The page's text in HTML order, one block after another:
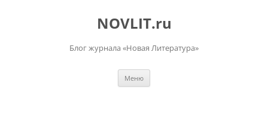
NOVLIT.ru
Блог журнала «Новая Литература»
Меню